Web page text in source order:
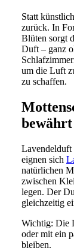
Statt
zurück. In
Blüten sorgt
Duft – ganz
um die Luft
zu schaffen.
Lavendelduft
eignen sich
natürlichen
zwischen
legen. Der
gleichzeitig
Wichtig: Die
oder mit ein
bleiben.